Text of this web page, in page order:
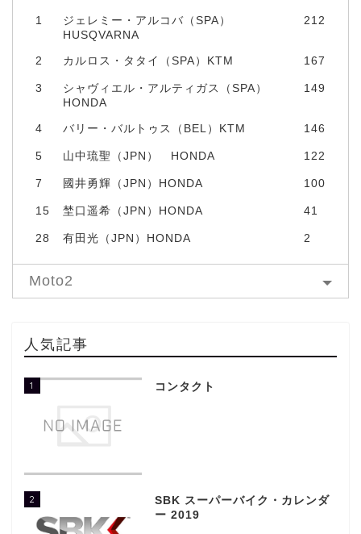
1
ジェレミー・アルコバ（SPA）
HUSQVARNA
212
2 カルロス・タタイ（SPA）KTM 167
3
シャヴィエル・アルティガス（SPA）
HONDA
149
4 バリー・バルトゥス（BEL）KTM 146
5 山中琉聖（JPN） HONDA 122
7 國井勇輝（JPN）HONDA 100
15 埜口遥希（JPN）HONDA 41
28 有田光（JPN）HONDA 2
Moto2
人気記事
1 コンタクト
2
SBK スーパーバイク・カレンダ
ー 2019